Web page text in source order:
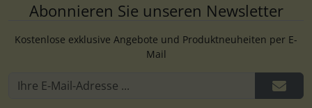
Abonnieren Sie unseren Newsletter
Kostenlose exklusive Angebote und Produktneuheiten per E-
Mail